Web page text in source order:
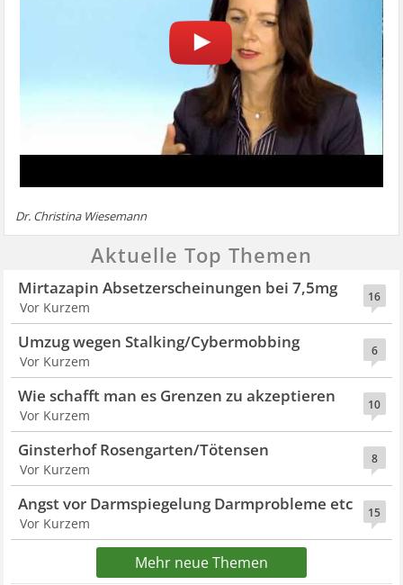
Dr. Christina Wiesemann
Aktuelle Top Themen
16
Mirtazapin Absetzerscheinungen bei 7,5mg
Vor Kurzem
6
Umzug wegen Stalking/Cybermobbing
Vor Kurzem
10
Wie schafft man es Grenzen zu akzeptieren
Vor Kurzem
8
Ginsterhof Rosengarten/Tötensen
Vor Kurzem
15
Angst vor Darmspiegelung Darmprobleme etc
Vor Kurzem
Mehr neue Themen